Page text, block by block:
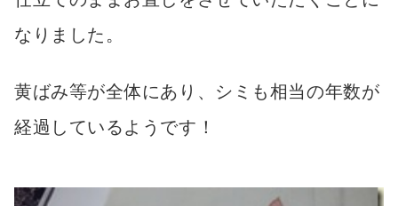
なりました。
黄ばみ等が全体にあり、シミも相当の年数が
経過しているようです！